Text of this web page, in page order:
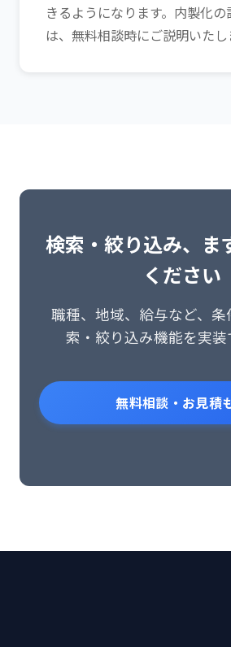
きるようになります。内製化の
は、無料相談時にご説明いたし
検索・絞り込み、ま
ください
職種、地域、給与など、
索・絞り込み機能を実装
無料相談・お見積